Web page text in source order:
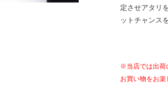
定させアタリ
ットチャンス
※当店では出荷
お買い物をお楽